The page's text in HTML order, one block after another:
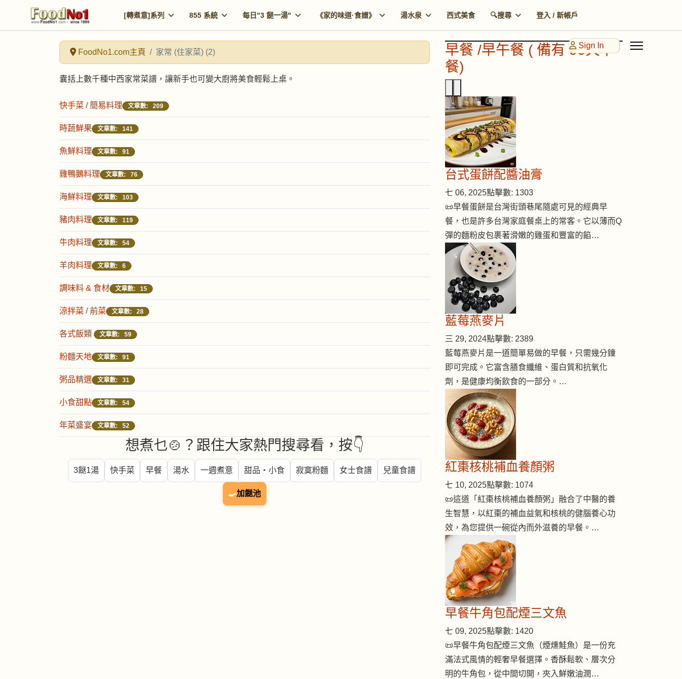
[轉煮意]系列 855 系統 每日"3 餸一湯" 《家的味道·食譜》 湯水泉 西式美食 🔍搜尋 登入 / 新帳戶
Sign In
FoodNo1.com主頁 家常 (住家菜) (2)
囊括上數千種中西家常菜譜，讓新手也可變大廚將美食輕鬆上桌。
快手菜 / 簡易料理 文章數: 209
時蔬鮮果 文章數: 141
魚鮮料理 文章數: 91
雞鴨鵝料理 文章數: 76
海鮮料理 文章數: 103
豬肉料理 文章數: 119
牛肉料理 文章數: 54
羊肉料理 文章數: 6
調味料 & 食材 文章數: 15
涼拌菜 / 前菜 文章數: 28
各式飯類 文章數: 59
粉麵天地 文章數: 91
粥品精選 文章數: 31
小食甜點 文章數: 54
年菜盛宴 文章數: 52
想煮乜🍲？跟住大家熱門搜尋看，按👇
3餸1湯 快手菜 早餐 湯水 一週煮意 甜品・小食 寂寞粉麵 女士食譜 兒童食譜
🍳加餸池
早餐 /早午餐 ( 備有 90天早
餐)
台式蛋餅配醬油膏
七 06, 2025點擊數: 1303
📜早餐蛋餅是台灣街頭巷尾隨處可見的經典早
餐，也是許多台灣家庭餐桌上的常客。它以薄而Q
彈的麵粉皮包裹著滑嫩的雞蛋和豐富的餡…
藍莓燕麥片
三 29, 2024點擊數: 2389
藍莓燕麥片是一道簡單易做的早餐，只需幾分鐘
即可完成。它富含膳食纖維、蛋白質和抗氧化
劑，是健康均衡飲食的一部分。…
紅棗核桃補血養顏粥
七 10, 2025點擊數: 1074
📜這道「紅棗核桃補血養顏粥」融合了中醫的養
生智慧，以紅棗的補血益氣和核桃的健腦養心功
效，為您提供一碗從內而外滋養的早餐。…
早餐牛角包配煙三文魚
七 09, 2025點擊數: 1420
📜早餐牛角包配煙三文魚（煙燻鮭魚）是一份充
滿法式風情的輕奢早餐選擇。香酥鬆軟、層次分
明的牛角包，從中間切開，夾入鮮嫩油潤…